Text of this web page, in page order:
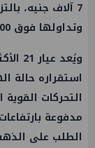
7 آلاف جنيه،
وتداولها فوق 5200 دولار.
استقراره حالة
التحركات
مدفوعة
الطلب على